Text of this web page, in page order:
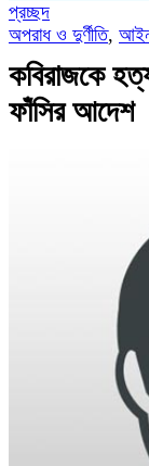
প্রচ্ছদ
অপরাধ ও দুর্ণীতি,
কবিরাজকে
ফাঁসির আদেশ